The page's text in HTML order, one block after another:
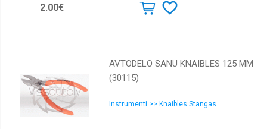
2.00€
AVTODELO SANU KNAIBLES 125 MM
(30115)
Instrumenti >> Knaibles Stangas